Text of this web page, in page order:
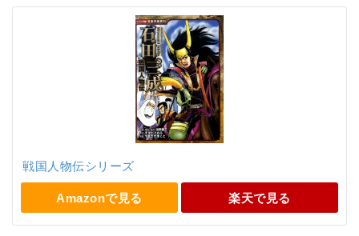
戦国人物伝シリーズ
Amazonで見る 楽天で見る